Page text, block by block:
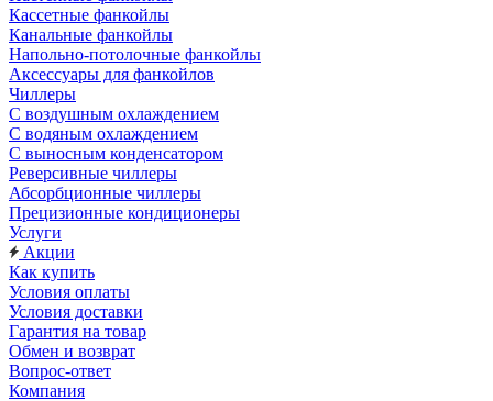
Кассетные фанкойлы
Канальные фанкойлы
Напольно-потолочные фанкойлы
Аксессуары для фанкойлов
Чиллеры
С воздушным охлаждением
С водяным охлаждением
С выносным конденсатором
Реверсивные чиллеры
Абсорбционные чиллеры
Прецизионные кондиционеры
Услуги
Акции
Как купить
Условия оплаты
Условия доставки
Гарантия на товар
Обмен и возврат
Вопрос-ответ
Компания